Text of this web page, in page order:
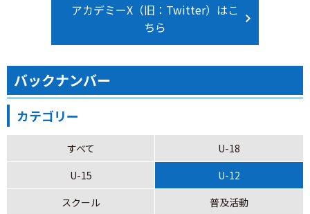
アカデミーX（旧：Twitter）はこ
ちら
バックナンバー
カテゴリー
すべて
U-18
U-15
U-12
スクール
普及活動